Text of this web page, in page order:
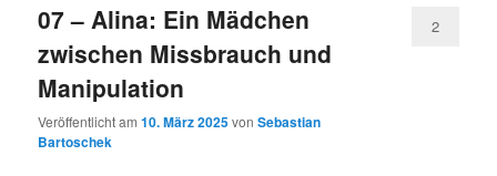
07 – Alina: Ein Mädchen
zwischen Missbrauch und
Manipulation
Veröffentlicht am10. März 2025vonSebastian
Bartoschek
2